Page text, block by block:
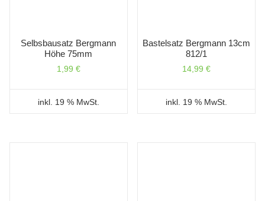
Selbsbausatz Bergmann
Höhe 75mm
1,99 €
inkl. 19 % MwSt.
Bastelsatz Bergmann 13cm
812/1
14,99€
inkl. 19 % MwSt.